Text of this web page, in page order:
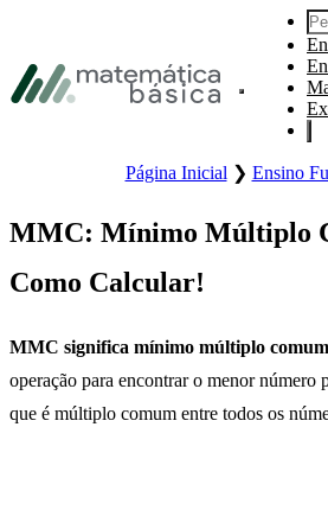
Pular Rodapé
Página Inicial ❯ Ensino
MMC: Mínimo Múltiplo
Como Calcular!
MMC significa mínimo múltiplo comum
operação para encontrar o menor número
que é múltiplo comum entre todos os